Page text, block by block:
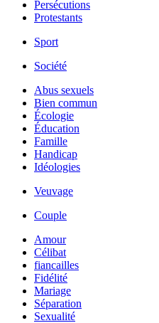
Persécutions
Protestants
Sport
Société
Abus sexuels
Bien commun
Écologie
Éducation
Famille
Handicap
Idéologies
Veuvage
Couple
Amour
Célibat
fiancailles
Fidélité
Mariage
Séparation
Sexualité